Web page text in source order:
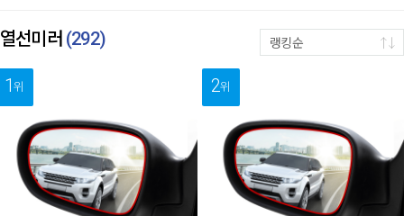
열선미러 (292) 랭킹순
1위 2위